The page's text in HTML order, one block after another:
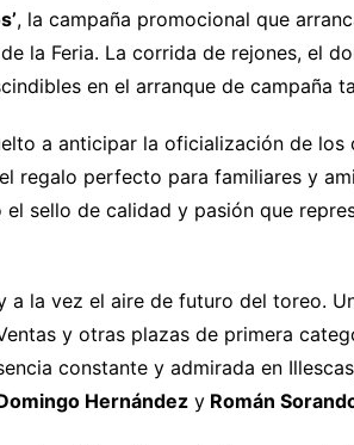
, la campaña promocional que
la Feria. La corrida de rejones, el
en el arranque de campaña
a anticipar la oficialización de los
regalo perfecto para familiares y
sello de calidad y pasión que
a la vez el aire de futuro del toreo.
y otras plazas de primera
constante y admirada en
Hernández y Román